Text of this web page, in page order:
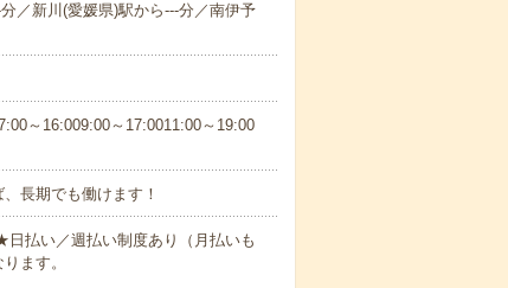
／新川(愛媛県)駅から---分／南伊予
～16:009:00～17:0011:00～19:00
長期でも働けます！
払い／週払い制度あり（月払いも
ます。